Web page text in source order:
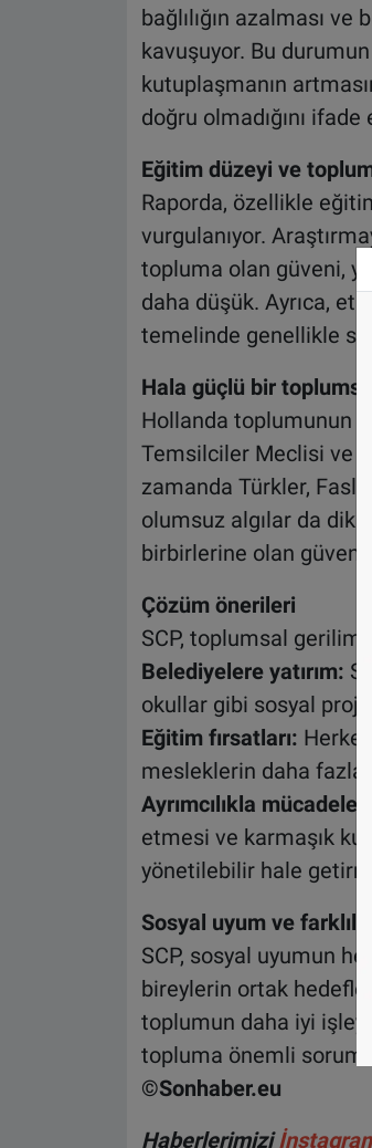
bağlılığın azalması
kavuşuyor. Bu
kutuplaşmanın
doğru olmadığını ifade
Eğitim düzeyi ve
Raporda, özellikle
vurgulanıyor.
topluma olan güveni,
daha düşük. Ayrıca,
temelinde genellikle
Hala güçlü bir toplumsal
Hollanda toplumunun
Temsilciler Meclisi ve
zamanda Türkler,
olumsuz algılar da
birbirlerine olan
Çözüm önerileri
SCP, toplumsal
Belediyelere yatırım:
okullar gibi sosyal
Eğitim fırsatları:
mesleklerin daha fazla
Ayrımcılıkla mücadele:
etmesi ve karmaşık
yönetilebilir hale
Sosyal uyum ve
SCP, sosyal uyumun
bireylerin ortak
toplumun daha iyi
topluma önemli
©Sonhaber.eu
Haberlerimiziİnsta